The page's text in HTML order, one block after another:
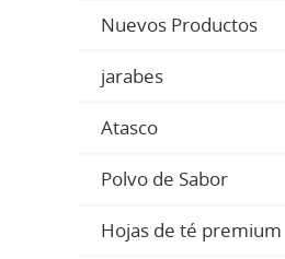
Nuevos Productos
jarabes
Atasco
Polvo de Sabor
Hojas de té premium